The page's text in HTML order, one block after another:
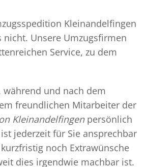
Kleinandelfingen
nicht. Unsere Umzugsfirmen
Service, zu dem
während und nach dem
freundlichen Mitarbeiter der
Kleinandelfingenpersönlich
jederzeit für Sie ansprechbar
noch Extrawünsche
dies irgendwie machbar ist.